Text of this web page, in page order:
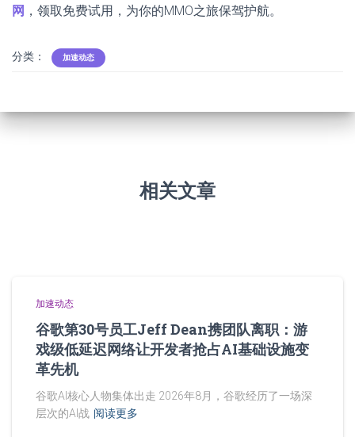
网 ，领取免费试用，为你的MMO之旅保驾护航。
分类： 加速动态
相关文章
加速动态
谷歌第30号员工Jeff Dean携团队离职：游
戏级低延迟网络让开发者抢占AI基础设施变
革先机
谷歌AI核心人物集体出走 2026年8月，谷歌经历了一场深
层次的AI战 阅读更多